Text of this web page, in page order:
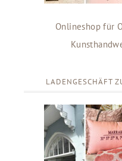
Onlineshop für
LADENGESCHÄFT